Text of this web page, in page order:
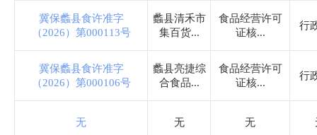
城市综合行政执法局
烟草专卖局
公安局
文化广电和旅游局
冀保蠡县食许准字
（2026）第000113号
蠡县清禾市
集百货...
食品经营许可
证核...
行
冀保蠡县食许准字
（2026）第000106号
蠡县亮捷综
合食品...
食品经营许可
证核...
行
无 无 无